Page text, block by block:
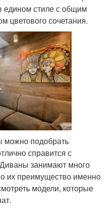
стиле с общим
цветового сочетания.
можно подобрать
справится с
занимают много
их преимущество именно
модели, которые